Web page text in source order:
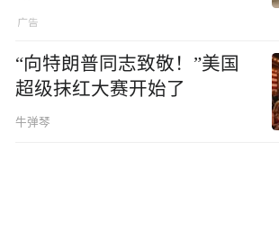
“向特朗普同志致敬！”美国
超级抹红大赛开始了
牛弹琴